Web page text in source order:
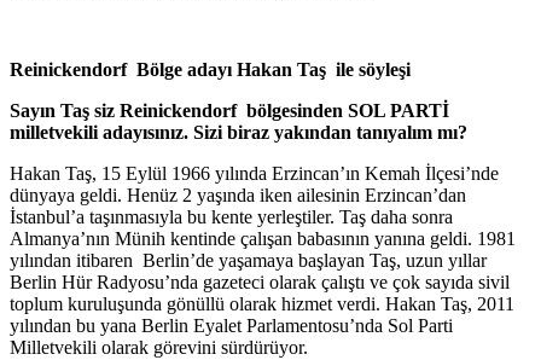
Reinickendorf Bölge adayı Hakan Taş ile söyleşi
Sayın Taş siz Reinickendorf bölgesinden SOL PARTİ
milletvekili adayısınız. Sizi biraz yakından tanıyalım mı?
Hakan Taş, 15 Eylül 1966 yılında Erzincan’ın Kemah İlçesi’nde
dünyaya geldi. Henüz 2 yaşında iken ailesinin Erzincan’dan
İstanbul’a taşınmasıyla bu kente yerleştiler. Taş daha sonra
Almanya’nın Münih kentinde çalışan babasının yanına geldi. 1981
yılından itibaren Berlin’de yaşamaya başlayan Taş, uzun yıllar
Berlin Hür Radyosu’nda gazeteci olarak çalıştı ve çok sayıda sivil
toplum kuruluşunda gönüllü olarak hizmet verdi. Hakan Taş, 2011
yılından bu yana Berlin Eyalet Parlamentosu’nda Sol Parti
Milletvekili olarak görevini sürdürüyor.